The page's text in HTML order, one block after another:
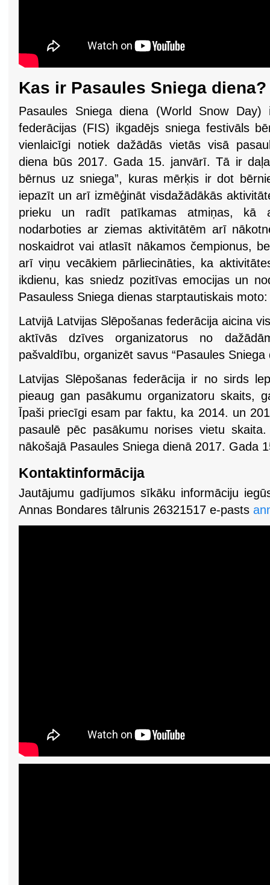
Kas ir Pasaules Sniega diena?
Pasaules Sniega diena (World Snow Day)
federācijas (FIS) ikgadējs sniega festivāls
vienlaicīgi notiek dažādās vietās visā
diena būs 2017. Gada 15. janvārī. Tā ir
bērnus uz sniega”, kuras mērķis ir dot
iepazīt un arī izmēģināt visdažādākās
prieku un radīt patīkamas atmiņas, kā
nodarboties ar ziemas aktivitātēm arī
noskaidrot vai atlasīt nākamos čempionus,
arī viņu vecākiem pārliecināties, ka
ikdienu, kas sniedz pozitīvas emocijas un
Pasauless Sniega dienas starptautiskais
Latvijā Latvijas Slēpošanas federācija aicina
aktīvās dzīves organizatorus no
pašvaldību, organizēt savus “Pasaules
Latvijas Slēpošanas federācija ir no sirds
pieaug gan pasākumu organizatoru skaits,
Īpaši priecīgi esam par faktu, ka 2014. un
pasaulē pēc pasākumu norises vietu
nākošajā Pasaules Sniega dienā 2017. Gada
Kontaktinformācija
Jautājumu gadījumos sīkāku informāciju
Annas Bondares tālrunis 26321517 e-pasts